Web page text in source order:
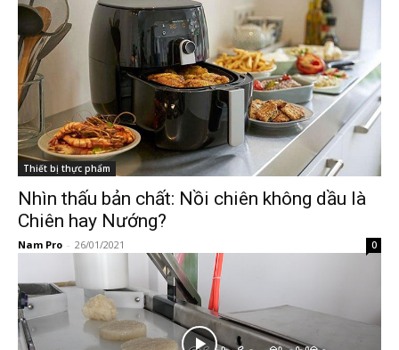
Thiết bị thực phẩm
Nhìn thấu bản chất: Nồi chiên không dầu là
Chiên hay Nướng?
Nam Pro - 26/01/2021 0